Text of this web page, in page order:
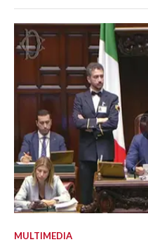
MULTIMEDIA